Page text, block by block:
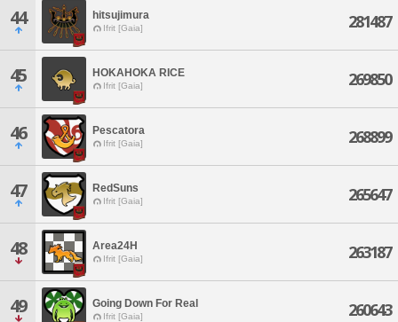
44 hitsujimura
Ifrit [Gaia] 281487
45 HOKAHOKA RICE
Ifrit [Gaia] 269850
46 Pescatora
Ifrit [Gaia] 268899
47 RedSuns
Ifrit [Gaia] 265647
48 Area24H
Ifrit [Gaia] 263187
49 Going Down For Real
Ifrit [Gaia] 260643